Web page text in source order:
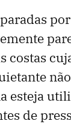
costas
esteja
de